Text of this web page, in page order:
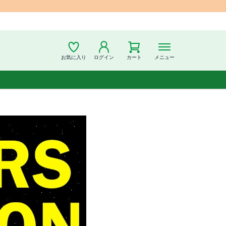
お気に入り ログイン カート メニュー